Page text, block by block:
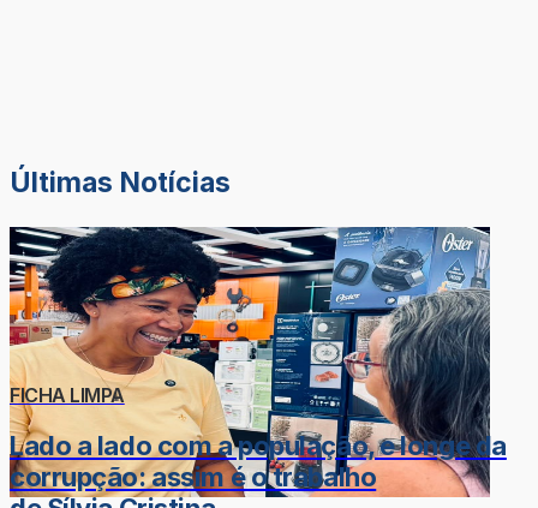
Últimas Notícias
FICHA LIMPA
Lado a lado com a população, e longe da
corrupção: assim é o trabalho